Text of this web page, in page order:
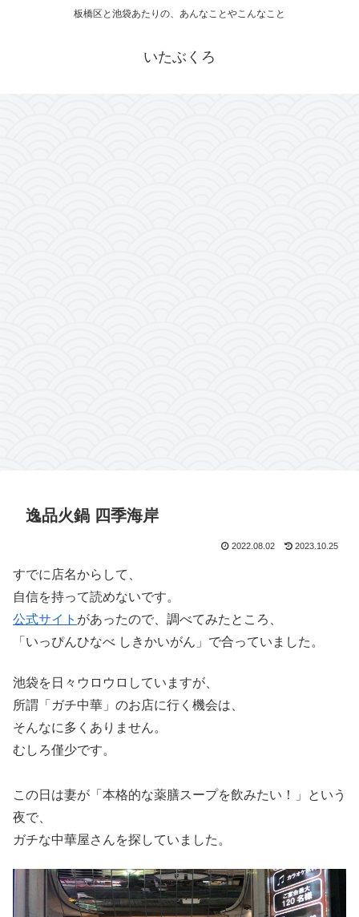
板橋区と池袋あたりの、あんなことやこんなこと
いたぶくろ
逸品火鍋 四季海岸
2022.08.02 2023.10.25
すでに店名からして、
自信を持って読めないです。
公式サイト があったので、調べてみたところ、
「いっぴんひなべ しきかいがん」で合っていました。
池袋を日々ウロウロしていますが、
所謂「ガチ中華」のお店に行く機会は、
そんなに多くありません。
むしろ僅少です。
この日は妻が「本格的な薬膳スープを飲みたい！」という
夜で、
ガチな中華屋さんを探していました。